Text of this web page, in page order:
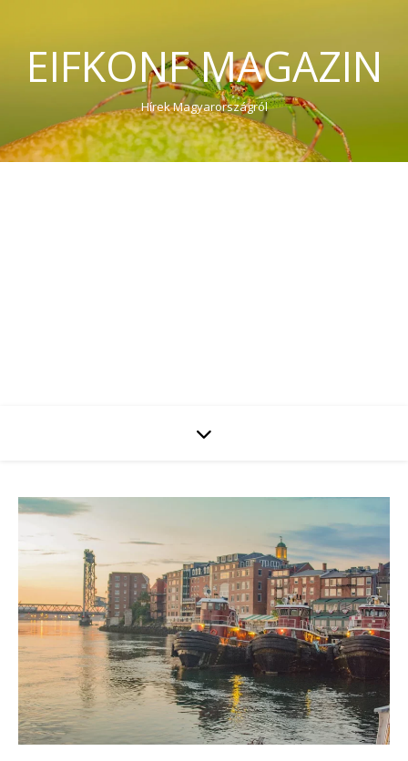
EIFKONF MAGAZIN
Hírek Magyarországról